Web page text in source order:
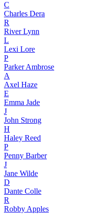
C
Charles Dera
R
River Lynn
L
Lexi Lore
P
Parker Ambrose
A
Axel Haze
E
Emma Jade
J
John Strong
H
Haley Reed
P
Penny Barber
J
Jane Wilde
D
Dante Colle
R
Robby Apples